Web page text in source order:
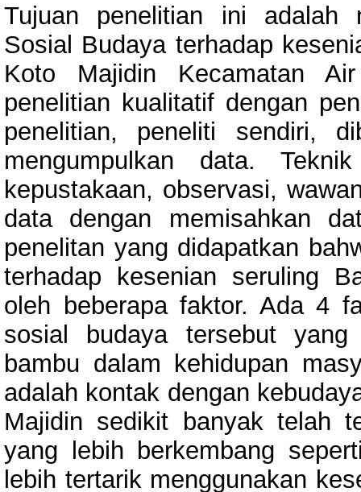
Tujuan penelitian ini adalah
Sosial Budaya terhadap
Koto Majidin Kecamatan
penelitian kualitatif dengan
penelitian, peneliti sendiri,
mengumpulkan data.
kepustakaan, observasi,
data dengan memisahkan
penelitan yang didapatkan
terhadap kesenian seruling
oleh beberapa faktor. Ada 4
sosial budaya tersebut
bambu dalam kehidupan
adalah kontak dengan
Majidin sedikit banyak telah
yang lebih berkembang
lebih tertarik menggunakan